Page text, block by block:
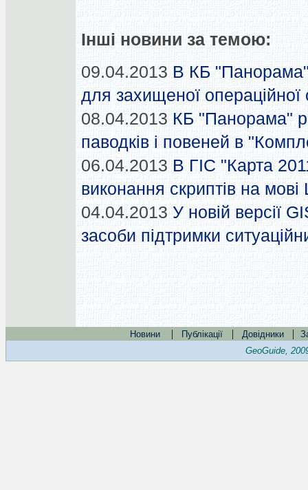
Інші новини за темою:
09.04.2013 В КБ
для захищеної операційної
08.04.2013 КБ "Панорама"
паводків і повеней в
06.04.2013 В ГІС "Карта
виконання скриптів на мові
04.04.2013 У новій версії
засоби підтримки
Новини | Публікації | Довідники |
GeoGuide,